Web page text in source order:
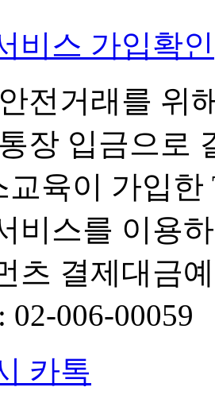
비스 가입확인
전거래를 위
장 입금으로
육이 가입한
비스를 이용
츠 결제대금
006-00059
카톡